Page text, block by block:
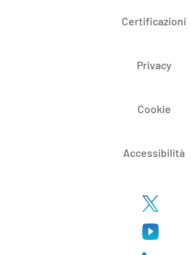
Certificazioni
Privacy
Cookie
Accessibilità